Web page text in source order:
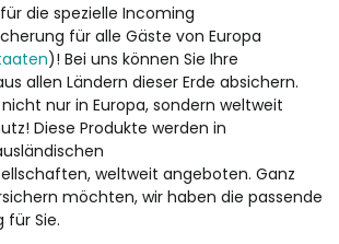
die spezielle Incoming
für alle Gäste von Europa
)! Bei uns können Sie Ihre
allen Ländern dieser Erde absichern.
nur in Europa, sondern weltweit
Diese Produkte werden in
weltweit angeboten. Ganz
möchten, wir haben die passende
für Sie.